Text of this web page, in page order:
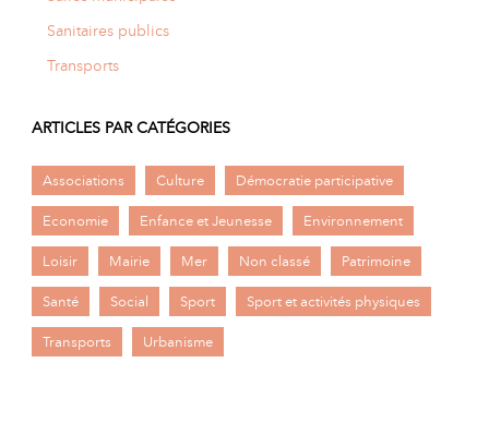
Sanitaires publics
Transports
ARTICLES PAR CATÉGORIES
Associations Culture Démocratie participative
Economie Enfance et Jeunesse Environnement
Loisir Mairie Mer Non classé Patrimoine
Santé Social Sport Sport et activités physiques
Transports Urbanisme